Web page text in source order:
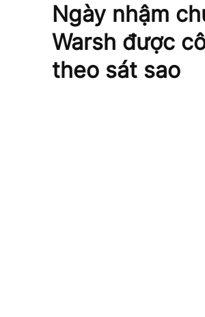
Ngày nhậm
Warsh được
theo sát sao